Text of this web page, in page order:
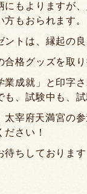
にもよりますが
もおられます。
ントは、縁起の
合格グッズを取
業成就」と印字
も、試験中も、
太宰府天満宮の
さい！
待ちしております